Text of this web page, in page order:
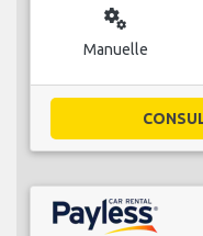
miscellaneous_services
Manuelle